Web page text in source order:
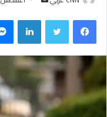
ل
ب
ي
د
ا
فيسبوك لينكدإن